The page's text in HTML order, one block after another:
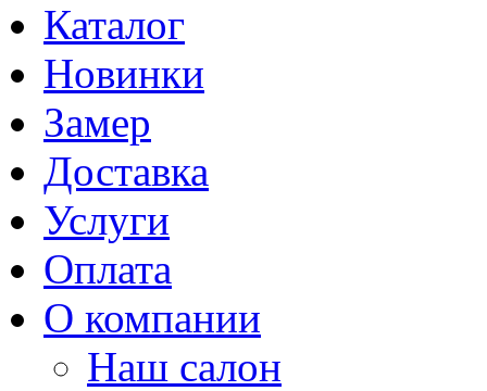
Каталог
Новинки
Замер
Доставка
Услуги
Оплата
О компании
Наш салон